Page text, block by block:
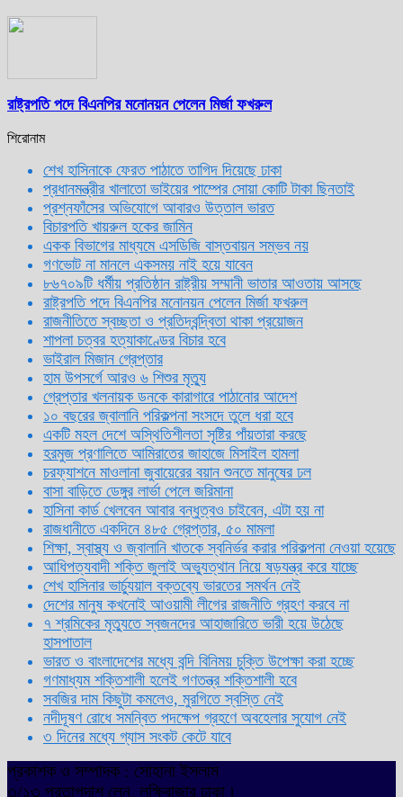
রাষ্ট্রপতি পদে বিএনপির মনোনয়ন পেলেন মির্জা ফখরুল
শিরোনাম
শেখ হাসিনাকে ফেরত পাঠাতে তাগিদ দিয়েছে ঢাকা
প্রধানমন্ত্রীর খালাতো ভাইয়ের পাম্পের সোয়া কোটি টাকা ছিনতাই
প্রশ্নফাঁসের অভিযোগে আবারও উত্তাল ভারত
বিচারপতি খায়রুল হকের জামিন
একক বিভাগের মাধ্যমে এসডিজি বাস্তবায়ন সম্ভব নয়
গণভোট না মানলে একসময় নাই হয়ে যাবেন
৮৬৭০৯টি ধর্মীয় প্রতিষ্ঠান রাষ্ট্রীয় সম্মানী ভাতার আওতায় আসছে
রাষ্ট্রপতি পদে বিএনপির মনোনয়ন পেলেন মির্জা ফখরুল
রাজনীতিতে স্বচ্ছতা ও প্রতিদ্বন্দ্বিতা থাকা প্রয়োজন
শাপলা চত্বর হত্যাকাণ্ডের বিচার হবে
ভাইরাল মিজান গ্রেপ্তার
হাম উপসর্গে আরও ৬ শিশুর মৃত্যু
গ্রেপ্তার খলনায়ক ডনকে কারাগারে পাঠানোর আদেশ
১০ বছরের জ্বালানি পরিকল্পনা সংসদে তুলে ধরা হবে
একটি মহল দেশে অস্থিতিশীলতা সৃষ্টির পাঁয়তারা করছে
হরমুজ প্রণালিতে আমিরাতের জাহাজে মিসাইল হামলা
চরফ্যাশনে মাওলানা জুবায়েরের বয়ান শুনতে মানুষের ঢল
বাসা বাড়িতে ডেঙ্গুর লার্ভা পেলে জরিমানা
হাসিনা কার্ড খেলবেন আবার বন্ধুত্বও চাইবেন, এটা হয় না
রাজধানীতে একদিনে ৪৮৫ গ্রেপ্তার, ৫০ মামলা
শিক্ষা, স্বাস্থ্য ও জ্বালানি খাতকে স্বনির্ভর করার পরিকল্পনা নেওয়া হয়েছে
আধিপত্যবাদী শক্তি জুলাই অভ্যুত্থান নিয়ে ষড়যন্ত্র করে যাচ্ছে
শেখ হাসিনার ভার্চ্যুয়াল বক্তব্যে ভারতের সমর্থন নেই
দেশের মানুষ কখনোই আওয়ামী লীগের রাজনীতি গ্রহণ করবে না
৭ শ্রমিকের মৃত্যুতে স্বজনদের আহাজারিতে ভারী হয়ে উঠেছে
হাসপাতাল
ভারত ও বাংলাদেশের মধ্যে বন্দি বিনিময় চুক্তি উপেক্ষা করা হচ্ছে
গণমাধ্যম শক্তিশালী হলেই গণতন্ত্র শক্তিশালী হবে
সবজির দাম কিছুটা কমলেও, মুরগিতে স্বস্তি নেই
নদীদূষণ রোধে সমন্বিত পদক্ষেপ গ্রহণে অবহেলার সুযোগ নেই
৩ দিনের মধ্যে গ্যাস সংকট কেটে যাবে
প্রকাশক ও সম্পাদক : সোহানা ইসলাম
৩/১৩ প্রতাপদাশ লেন, লক্ষিবাজার ঢাকা।